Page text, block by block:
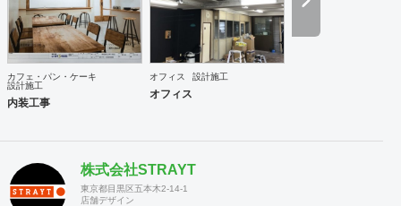
カフェ・パン・ケーキ
設計施工
内装工事
オフィス 設計施工
オフィス
株式会社STRAYT
東京都目黒区五本木2-14-1
店舗デザイン